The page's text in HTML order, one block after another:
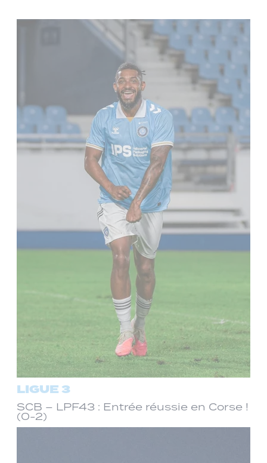
LIGUE 3
SCB – LPF43 : Entrée réussie en Corse !
(0-2)